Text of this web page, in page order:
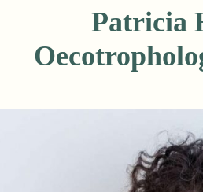
Patricia